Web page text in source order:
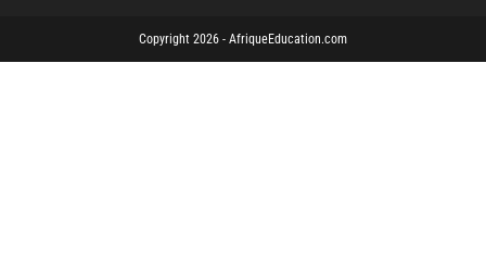
Copyright 2026 - AfriqueEducation.com